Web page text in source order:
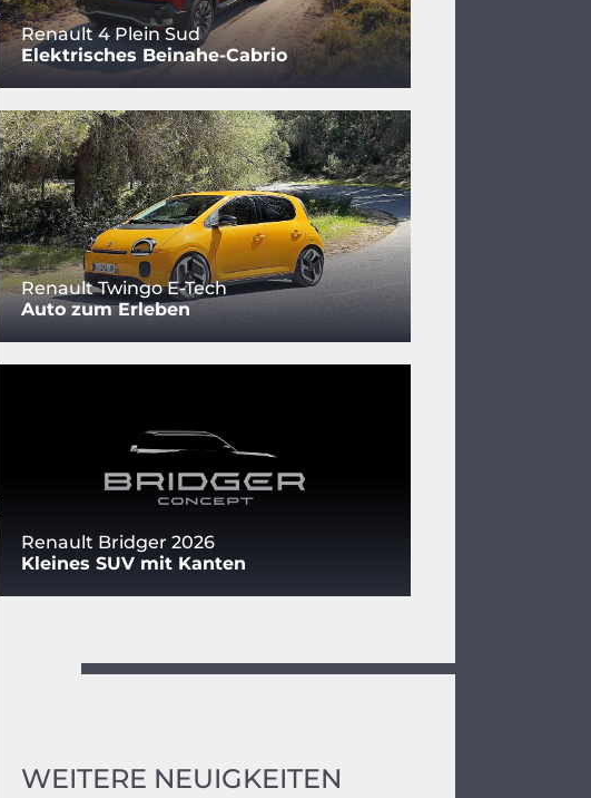
Renault 4 Plein Sud
Elektrisches Beinahe-Cabrio
Renault Twingo E-Tech
Auto zum Erleben
Renault Bridger 2026
Kleines SUV mit Kanten
WEITERE NEUIGKEITEN